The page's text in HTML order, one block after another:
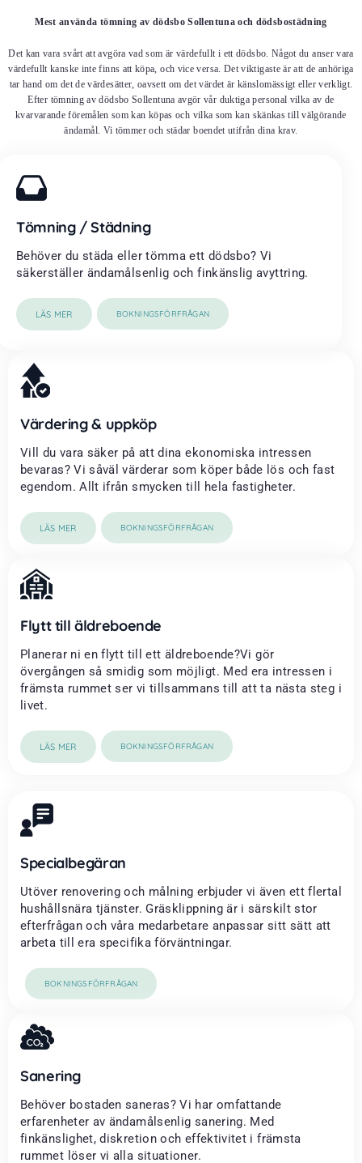
Mest använda tömning av dödsbo Sollentuna och dödsbostädning
Det kan vara svårt att avgöra vad som är värdefullt i ett dödsbo. Något du anser vara
värdefullt kanske inte finns att köpa, och vice versa. Det viktigaste är att de anhöriga
tar hand om det de värdesätter, oavsett om det värdet är känslomässigt eller verkligt.
Efter tömning av dödsbo Sollentuna avgör vår duktiga personal vilka av de
kvarvarande föremålen som kan köpas och vilka som kan skänkas till välgörande
ändamål. Vi tömmer och städar boendet utifrån dina krav.
Tömning / Städning
Behöver du städa eller tömma ett dödsbo? Vi
säkerställer ändamålsenlig och finkänslig avyttring.
LÄS MER BOKNINGSFÖRFRÅGAN
Värdering & uppköp
Vill du vara säker på att dina ekonomiska intressen
bevaras? Vi såväl värderar som köper både lös och fast
egendom. Allt ifrån smycken till hela fastigheter.
LÄS MER BOKNINGSFÖRFRÅGAN
Flytt till äldreboende
Planerar ni en flytt till ett äldreboende?Vi gör
övergången så smidig som möjligt. Med era intressen i
främsta rummet ser vi tillsammans till att ta nästa steg i
livet.
LÄS MER BOKNINGSFÖRFRÅGAN
Specialbegäran
Utöver renovering och målning erbjuder vi även ett flertal
hushållsnära tjänster. Gräsklippning är i särskilt stor
efterfrågan och våra medarbetare anpassar sitt sätt att
arbeta till era specifika förväntningar.
BOKNINGSFÖRFRÅGAN
Sanering
Behöver bostaden saneras? Vi har omfattande
erfarenheter av ändamålsenlig sanering. Med
finkänslighet, diskretion och effektivitet i främsta
rummet löser vi alla situationer.